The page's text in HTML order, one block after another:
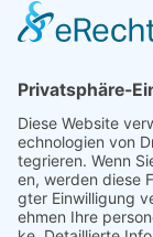
Deutsch